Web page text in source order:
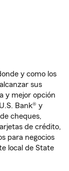
y como los
sus
y mejor opción
Bank® y
cheques,
de crédito,
para negocios
local de State